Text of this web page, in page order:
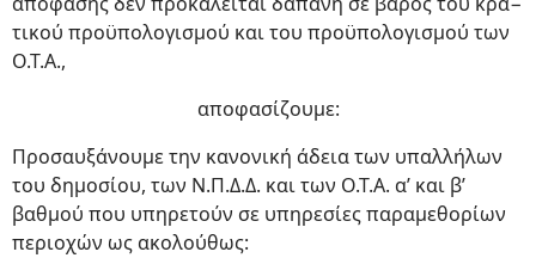
τικού προϋπολογισμού και του προϋπολογισμού των
Ο.Τ.Α.,
αποφασίζουμε:
Προσαυξάνουμε την κανονική άδεια των υπαλλήλων
του δημοσίου, των Ν.Π.Δ.Δ. και των Ο.Τ.Α. α’ και β’
βαθμού που υπηρετούν σε υπηρεσίες παραμεθορίων
περιοχών ως ακολούθως: